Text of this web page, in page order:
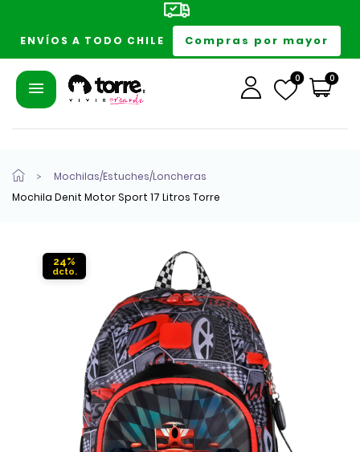
ENVÍOS A TODO CHILE Compras por mayor
0 0
Mochilas/Estuches/Loncheras
Mochila Denit Motor Sport 17 Litros Torre
24%